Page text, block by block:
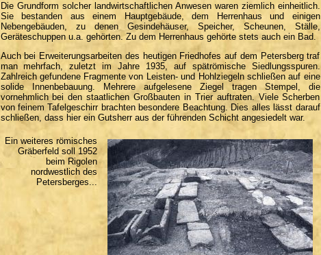
Die Grundform solcher landwirtschaftlichen Anwesen waren ziemlich einheitlich.
Sie bestanden aus einem Hauptgebäude, dem Herrenhaus und einigen
Nebengebäuden, zu denen Gesindehäuser, Speicher, Scheunen, Ställe,
Geräteschuppen u.a. gehörten. Zu dem Herrenhaus gehörte stets auch ein Bad.
Auch bei Erweiterungsarbeiten des heutigen Friedhofes auf dem Petersberg traf
man mehrfach, zuletzt im Jahre 1935, auf spätrömische Siedlungsspuren.
Zahlreich gefundene Fragmente von Leisten- und Hohlziegeln schließen auf eine
solide Innenbebauung. Mehrere aufgelesene Ziegel tragen Stempel, die
vornehmlich bei den staatlichen Großbauten in Trier auftraten. Viele Scherben
von feinem Tafelgeschirr brachten besondere Beachtung. Dies alles lässt darauf
schließen, dass hier ein Gutsherr aus der führenden Schicht angesiedelt war.
Ein weiteres römisches
Gräberfeld soll 1952
beim Rigolen
nordwestlich des
Petersberges...